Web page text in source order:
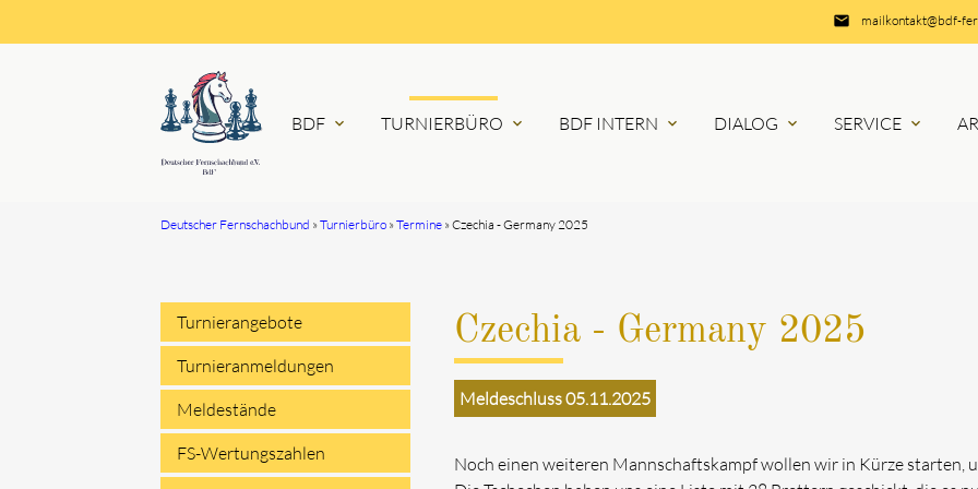
email mailkontakt@bdf-
BDF expand_more TURNIERBÜRO expand_more BDF INTERN expand_more DIALOG expand_more SERVICE expand_more
Deutscher Fernschachbund Turnierbüro Termine Czechia - Germany 2025
Czechia - Germany 2025
Meldeschluss 05.11.2025
Noch einen weiteren Mannschaftskampf wollen wir in Kürze starten,
Navigation
überspringen
Turnierangebote
Turnieranmeldungen
Meldestände
FS-Wertungszahlen